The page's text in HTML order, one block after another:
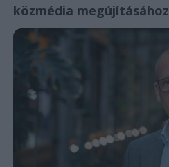
közmédia megújításához